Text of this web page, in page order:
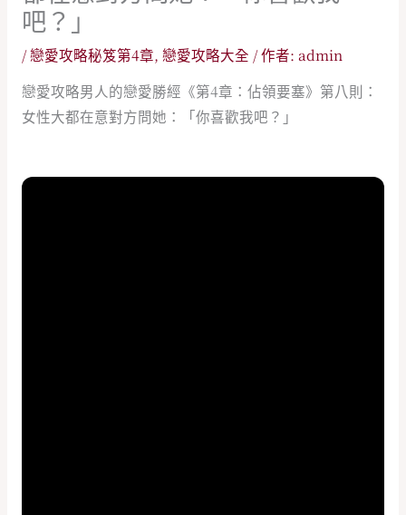
吧？」
/戀愛攻略秘笈第4章, 戀愛攻略大全 / 作者: admin
戀愛攻略男人的戀愛勝經《第4章：佔領要塞》第八則：
女性大都在意對方問她：「你喜歡我吧？」